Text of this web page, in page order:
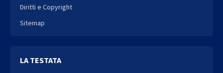
Diritti e Copyright
Sitemap
LA TESTATA